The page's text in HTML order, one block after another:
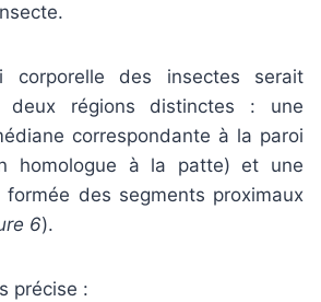
corporelle des insectes serait
deux régions distinctes : une
correspondante à la paroi
homologue à la patte) et une
formée des segments proximaux
6).
précise :